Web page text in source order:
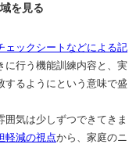
を見る
ェックシートなどによる記
に行う機能訓練内容と、実
するようにという意味で盛
気は少しずつできてきま
軽減の視点から、家庭のニ